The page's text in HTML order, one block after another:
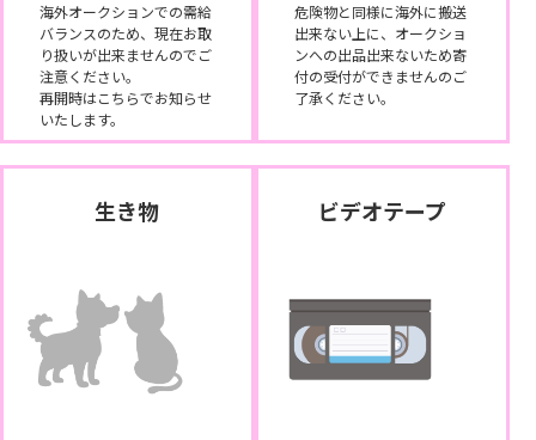
海外オークションでの需給
バランスのため、現在お取
り扱いが出来ませんのでご
注意ください。
再開時はこちらでお知らせ
いたします。
危険物と同様に海外に搬送
出来ない上に、オークショ
ンへの出品出来ないため寄
付の受付ができませんのご
了承ください。
生き物 ビデオテープ